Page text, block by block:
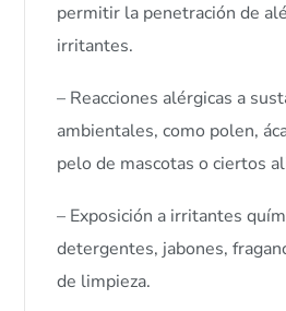
permitir la penetración de
irritantes.
– Reacciones alérgicas a
ambientales, como polen,
pelo de mascotas o ciertos
– Exposición a irritantes
detergentes, jabones,
de limpieza.